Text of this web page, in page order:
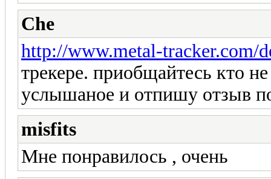
Che
http://www.metal-tracker.com/
трекере. приобщайтесь кто
услышаное и отпишу отзыв
misfits
Мне понравилось , очень